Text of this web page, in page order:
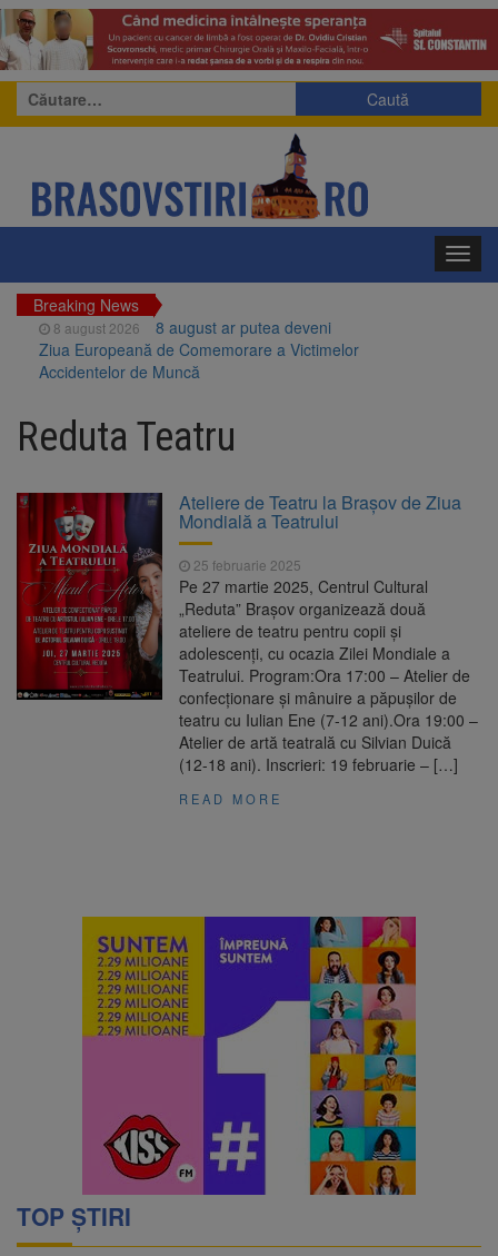
Caută
după:
Breaking News
8 august 2026
8 august ar putea deveni
Ziua Europeană de Comemorare a Victimelor
Accidentelor de Muncă
fostului complex Duplex 91, de lângă Piața
Star
Nivelul Dunării a început să crească
8 august 2026
Asociația Română pentru
Iluminat cere reducerea luminii pe timpul
nopții, nu oprirea iluminatului public
7 august 2026
Trafic blocat pe DN1E Brașov
– Poiana Brașov după un accident. Două
persoane primesc îngrijiri medicale
8 august 2026
Se schimbă examenul de
medic specialist. Subiecte unice în toată țara,
aceeași oră și același barem
Reduta Teatru
Ateliere de Teatru la Brașov de Ziua
Mondială a Teatrului
25 februarie 2025
Pe 27 martie 2025, Centrul Cultural
„Reduta” Brașov organizează două
ateliere de teatru pentru copii și
adolescenți, cu ocazia Zilei Mondiale a
Teatrului. Program:Ora 17:00 – Atelier de
confecționare și mânuire a păpușilor de
teatru cu Iulian Ene (7-12 ani).Ora 19:00 –
Atelier de artă teatrală cu Silvian Duică
(12-18 ani). Inscrieri: 19 februarie – […]
READ MORE
TOP ȘTIRI